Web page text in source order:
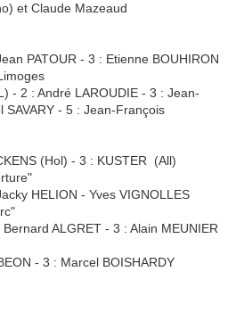
et Claude Mazeaud
PATOUR - 3 : Etienne BOUHIRON
- 2 : André LAROUDIE - 3 : Jean-
SAVARY - 5 : Jean-François
(Hol) - 3 : KUSTER (All)
HELION - Yves VIGNOLLES
ALGRET - 3 : Alain MEUNIER
- 3 : Marcel BOISHARDY